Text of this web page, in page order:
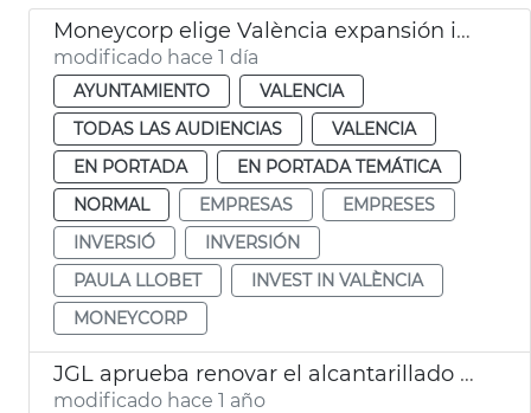
Moneycorp elige València expansión internacional
modificado hace 1 día
AYUNTAMIENTO
VALENCIA
TODAS LAS AUDIENCIAS
VALENCIA
EN PORTADA
EN PORTADA TEMÁTICA
NORMAL
EMPRESAS
EMPRESES
INVERSIÓ
INVERSIÓN
PAULA LLOBET
INVEST IN VALÈNCIA
MONEYCORP
JGL aprueba renovar el alcantarillado de La Torre
modificado hace 1 año